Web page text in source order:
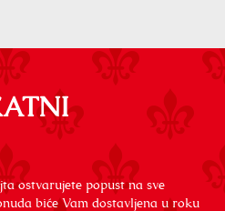
ostvarujete popust na sve
biće Vam dostavljena u roku